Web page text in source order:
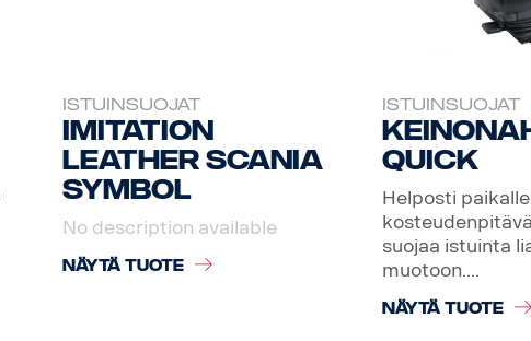
ISTUINSUOJAT
Imitation
leather Scania
symbol
No description available
NÄYTÄ TUOTE
ISTUINSUOJAT
Quick
Helposti
suojaa istuinta
muotoon....
NÄYTÄ TUOTE